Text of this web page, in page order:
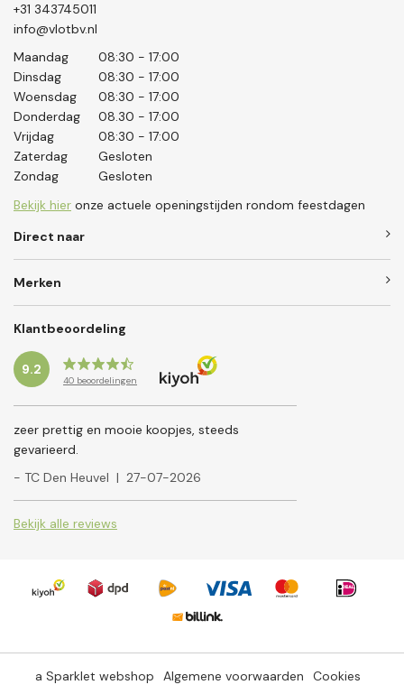
+31 343745011
info@vlotbv.nl
Maandag
08:30 - 17:00
Dinsdag
08:30 - 17:00
Woensdag
08:30 - 17:00
Donderdag
08.30 - 17:00
Vrijdag
08:30 - 17:00
Zaterdag
Gesloten
Zondag
Gesloten
Bekijk hier onze actuele openingstijden rondom feestdagen
Direct naar
Merken
Klantbeoordeling
9.2
40 beoordelingen
zeer prettig en mooie koopjes, steeds
gevarieerd.
- TC Den Heuvel | 27-07-2026
Bekijk alle reviews
a Sparklet webshop Algemene voorwaarden Cookies